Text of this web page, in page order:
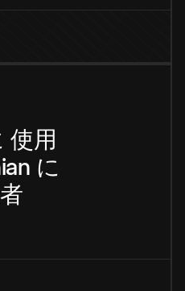
使用
に